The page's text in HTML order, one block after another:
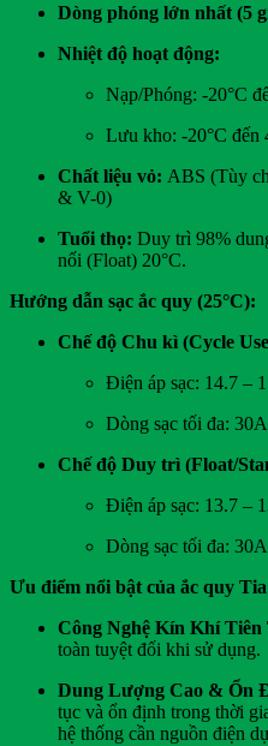
Dòng phóng lớn nhất (5
Nhiệt độ hoạt động:
Nạp/Phóng: -20°C
Lưu kho: -20°C đến
Chất liệu vỏ: ABS (Tùy
& V-0)
Tuổi thọ: Duy trì 98%
nối (Float) 20°C.
Hướng dẫn sạc ắc quy (25°C):
Chế độ Chu kì (Cycle
Điện áp sạc: 14.7 –
Dòng sạc tối đa: 30A
Chế độ Duy trì (Float/
Điện áp sạc: 13.7 –
Dòng sạc tối đa: 30A
Ưu điểm nổi bật của ắc quy Tia
Công Nghệ Kín Khí Tiên
toàn tuyệt đối khi sử dụng.
Dung Lượng Cao & Ổn
tục và ổn định trong thời
hệ thống cần nguồn điện